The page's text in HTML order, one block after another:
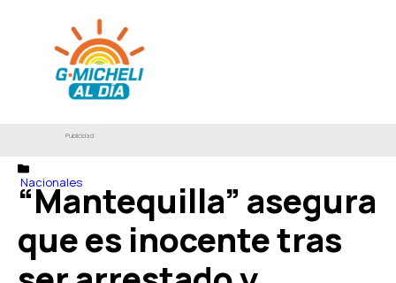
Publicidad
Nacionales
“Mantequilla” asegura
que es inocente tras